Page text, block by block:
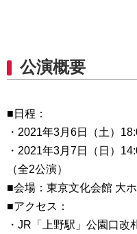
公演概要
■日程：
・2021年3月6日（土）
・2021年3月7日（日）
（全2公演）
■会場：東京文化会館 大
■アクセス：
・JR「上野駅」公園口改